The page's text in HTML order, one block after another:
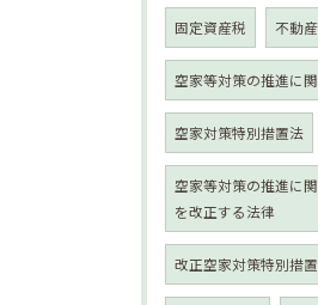
固定資産税 不動
空家等対策の推進に
空家対策特別措置法
空家等対策の推進に
を改正する法律
改正空家対策特別措